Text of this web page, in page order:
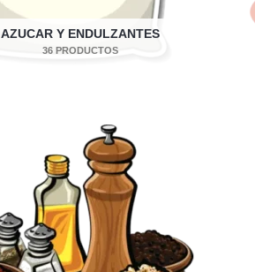
AZUCAR Y ENDULZANTES
36 PRODUCTOS